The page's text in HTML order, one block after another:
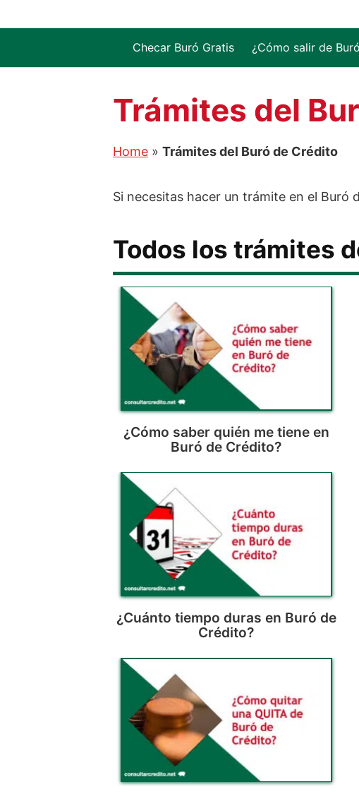
al
Checar Buró Gratis ¿Cómo salir de
Trámites del
Home » Trámites del Buró de Crédito
Si necesitas hacer un trámite en el
Todos los trámites
¿Cómo saber quién me tiene en
Buró de Crédito?
¿Cuánto tiempo duras en Buró de
Crédito?